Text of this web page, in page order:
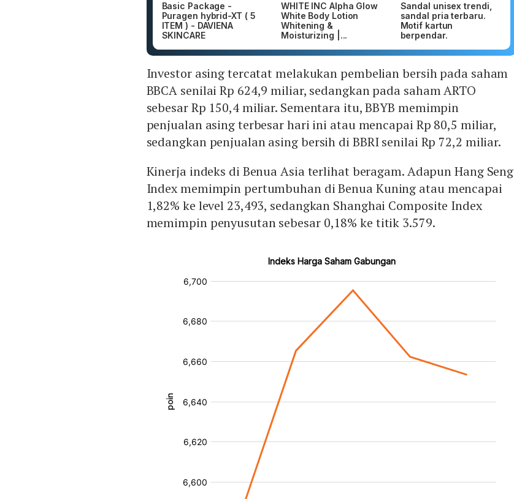
Basic Package -
Puragen hybrid-XT ( 5
ITEM ) - DAVIENA
SKINCARE
WHITE INC Alpha Glow
White Body Lotion
Whitening &
Moisturizing |...
Sandal unisex trendi,
sandal pria terbaru.
Motif kartun
berpendar.
Investor asing tercatat melakukan pembelian bersih pada saham
BBCA senilai Rp 624,9 miliar, sedangkan pada saham ARTO
sebesar Rp 150,4 miliar. Sementara itu, BBYB memimpin
penjualan asing terbesar hari ini atau mencapai Rp 80,5 miliar,
sedangkan penjualan asing bersih di BBRI senilai Rp 72,2 miliar.
Kinerja indeks di Benua Asia terlihat beragam. Adapun Hang Seng
Index memimpin pertumbuhan di Benua Kuning atau mencapai
1,82% ke level 23,493, sedangkan Shanghai Composite Index
memimpin penyusutan sebesar 0,18% ke titik 3.579.